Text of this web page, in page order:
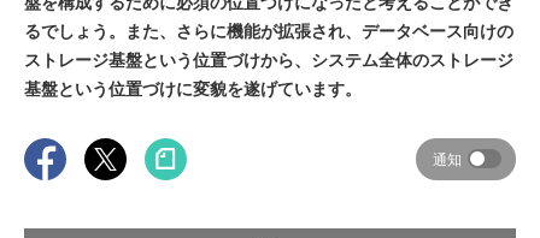
るでしょう。また、さらに機能が拡張され、データベース向けの
ストレージ基盤という位置づけから、システム全体のストレージ
基盤という位置づけに変貌を遂げています。
通知